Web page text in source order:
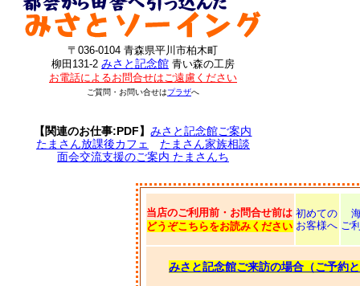
〒036-0104 青森県平川市柏木町
柳田131-2 みさと記念館 青い森の工房
お電話によるお問合せはご遠慮ください
ご質問・お問い合せはプラザへ
【関連のお仕事:PDF】みさと記念館ご案内
たまさん放課後カフェ
たまさん家族相談
面会交流支援のご案内 たまさんち
当店のご利用前・お問合せ前は
どうぞこちらをお読みください
初めての
お客様へ ご
みさと記念館ご来訪の場合（ご予約